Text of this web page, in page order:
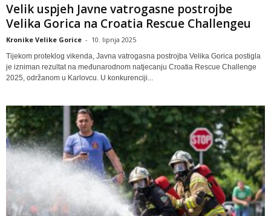
Velik uspjeh Javne vatrogasne postrojbe
Velika Gorica na Croatia Rescue Challengeu
Kronike Velike Gorice - 10. lipnja 2025
Tijekom proteklog vikenda, Javna vatrogasna postrojba Velika Gorica postigla
je izniman rezultat na međunarodnom natjecanju Croatia Rescue Challenge
2025, održanom u Karlovcu. U konkurenciji...